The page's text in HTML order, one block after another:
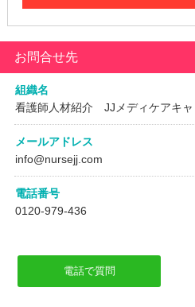
お問合せ先
組織名
看護師人材紹介 JJメディケアキャ
メールアドレス
info@nursejj.com
電話番号
0120-979-436
電話で質問